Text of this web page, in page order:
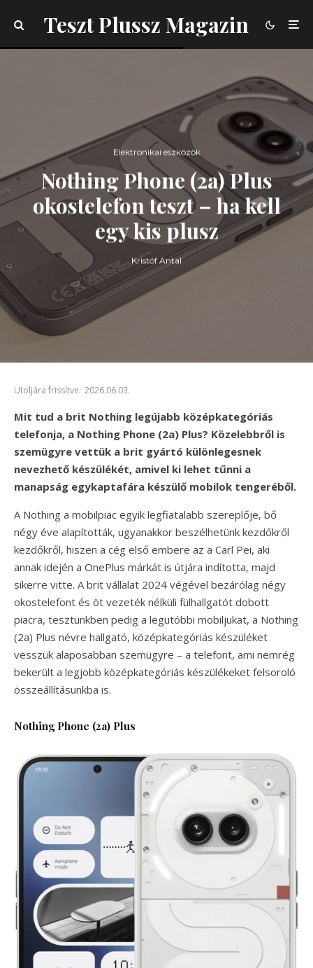
Teszt Plussz Magazin
Elektronikai eszközök
Nothing Phone (2a) Plus
okostelefon teszt – ha kell
egy kis plusz
Kristóf Antal
Utoljára frissítve: 2026.06.03.
Mit tud a brit Nothing legújabb középkategóriás
telefonja, a Nothing Phone (2a) Plus? Közelebbről is
szemügyre vettük a brit gyártó különlegesnek
nevezhető készülékét, amivel ki lehet tűnni a
manapság egykaptafára készülő mobilok tengeréből.
A Nothing a mobilpiac egyik legfiatalabb szereplője, bő
négy éve alapították, ugyanakkor beszélhetünk kezdőkről
kezdőkről, hiszen a cég első embere az a Carl Pei, aki
annak idején a OnePlus márkát is útjára indította, majd
sikerre vitte. A brit vállalat 2024 végével bezárólag négy
okostelefont és öt vezeték nélküli fülhallgatót dobott
piacra, tesztünkben pedig a legutóbbi mobiljukat, a Nothing
(2a) Plus névre hallgató, középkategóriás készüléket
vesszük alaposabban szemügyre – a telefont, ami nemrég
bekerült a legjobb középkategóriás készülékeket felsoroló
összeállításunkba is.
Nothing Phone (2a) Plus